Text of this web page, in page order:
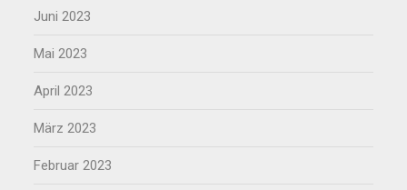
Juni 2023
Mai 2023
April 2023
März 2023
Februar 2023